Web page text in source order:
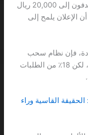
8,000 ريال، ما يعني أن اللاعبين الذين يهدفون إلى 20,000 ريال
الإعلان يلمح إلى
فإن نظام سحب
Betway يستغرق 12 دقيقة في المتوسط، لكن 18٪ من الطلبات
أفضل سلوتس سحب خلال 24 ساعة SA: الحقيقة القاسية وراء